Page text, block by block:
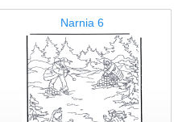
Narnia 6